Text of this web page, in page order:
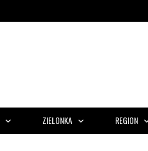
ZIELONKA REGION